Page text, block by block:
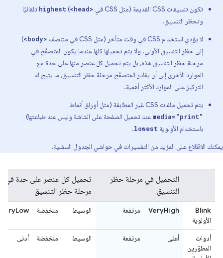
تكون تنسيقات CSS القديمة (مثل CSS في
<head>
)
highest تلقائيًا
وتحظر التنسيق.
لا يؤدي استخدام CSS في وقت متأخر (مثل CSS في منتصف
<body>
)
إلى حظر التنسيق الأولي. ولا يتم تحميلها كلها عندما يكون المتصفّح في
مرحلة حظر التنسيق هذه، بل يتم تحميل كل عنصر منها على حدة مع
الموارد الأخرى إلى أن يغادر المتصفّح مرحلة حظر التنسيق، ما يتيح له
التركيز على الموارد الأكثر أهمية.
يتم تحميل ملفات CSS غير المطابقة (مثل أوراق أنماط
media="print" عند تحميل الصفحة على الشاشة وليس عند طباعتها)
باستخدام الأولوية lowest
.
يمكنك الاطّلاع على المزيد من التفسيرات في حواشي الجدول السفلية.
التحميل في مرحلة حظر
التنسيق
تحميل كل عنصر على حدة في
مرحلة حظر التنسيق
Blink
الأولوية
VeryHigh مرتفعة الوسيط منخفضة VeryLow
أدوات
المطوّرين
أعلى مرتفعة الوسيط منخفضة أدنى